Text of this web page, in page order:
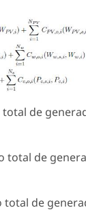
de
total de
total de